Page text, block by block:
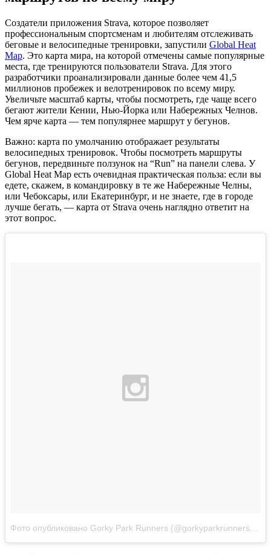
Создатели приложения Strava, которое позволяет
профессиональным спортсменам и любителям отслеживать
беговые и велосипедные тренировки, запустили Global Heat
Map. Это карта мира, на которой отмечены самые популярные
места, где тренируются пользователи Strava. Для этого
разработчики проанализировали данные более чем 41,5
миллионов пробежек и велотренировок по всему миру.
Увеличьте масштаб карты, чтобы посмотреть, где чаще всего
бегают жители Кении, Нью-Йорка или Набережных Челнов.
Чем ярче карта — тем популярнее маршрут у бегунов.
Важно: карта по умолчанию отображает результаты
велосипедных тренировок. Чтобы посмотреть маршруты
бегунов, передвиньте ползунок на “Run” на панели слева. У
Global Heat Map есть очевидная практическая польза: если вы
едете, скажем, в командировку в те же Набережные Челны,
или Чебоксары, или Екатеринбург, и не знаете, где в городе
лучше бегать, — карта от Strava очень наглядно ответит на
этот вопрос.